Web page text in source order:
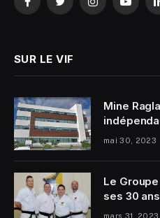
FacebookTwitterInstagram
SUR LE VIF
Mine
mai 30, 2023
Le
ses 30 ans
mars 31, 2023